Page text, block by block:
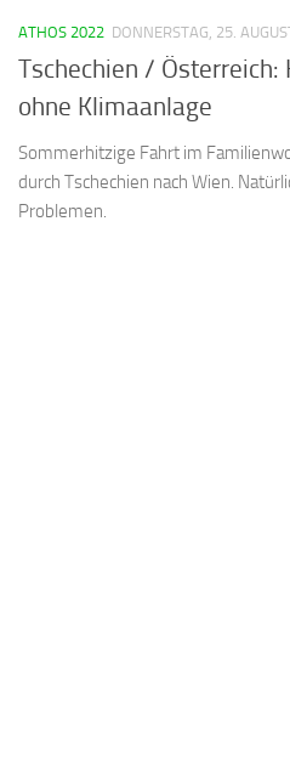
ATHOS 2022 DONNERSTAG, 25.
Tschechien /
ohne Klimaanlage
Sommerhitzige Fahrt im
durch Tschechien nach Wien.
Problemen.